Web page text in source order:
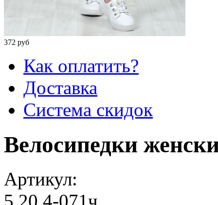
372 руб
Как оплатить?
Доставка
Система скидок
Велосипедки
Артикул: